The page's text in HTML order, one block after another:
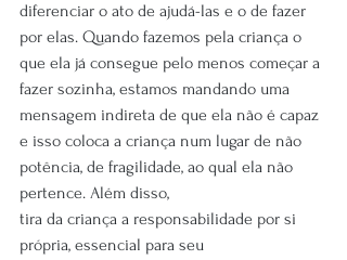
diferenciar o ato de ajudá-las e o de fazer
por elas. Quando fazemos pela criança o
que ela já consegue pelo menos começar a
fazer sozinha, estamos mandando uma
mensagem indireta de que ela não é capaz
e isso coloca a criança num lugar de não
potência, de fragilidade, ao qual ela não
pertence. Além disso,
tira da criança a responsabilidade por si
própria, essencial para seu